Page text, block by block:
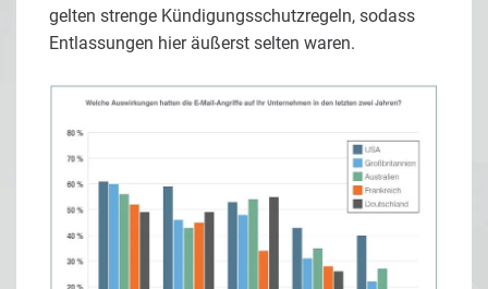
gelten strenge Kündigungsschutzregeln, sodass
Entlassungen hier äußerst selten waren.